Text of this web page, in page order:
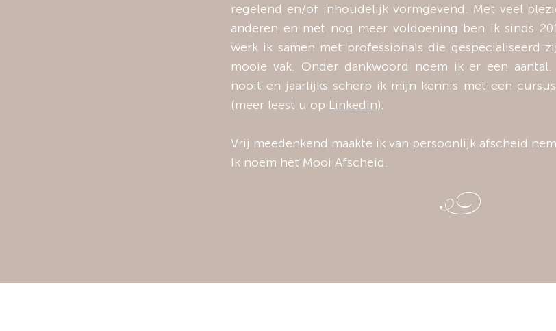
regelend en/of inhoudelijk vormgevend. Met veel
anderen en met nog meer voldoening ben ik sinds
werk ik samen met professionals die gespecialiseerd
mooie vak. Onder dankwoord noem ik er een
nooit en jaarlijks scherp ik mijn kennis met een
(meer leest u op Linkedin).
Vrij meedenkend maakte ik van persoonlijk afscheid
Ik noem het Mooi Afscheid.